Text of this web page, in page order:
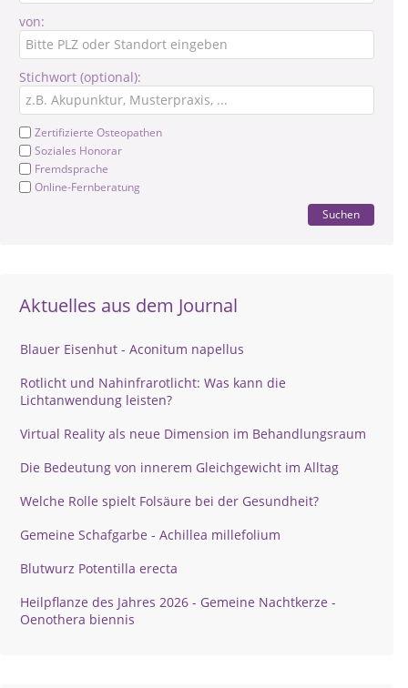
von:
Stichwort (optional):
Zertifizierte Osteopathen
Soziales Honorar
Fremdsprache
Online-Fernberatung
Suchen
Aktuelles aus dem Journal
Blauer Eisenhut - Aconitum napellus
Rotlicht und Nahinfrarotlicht: Was kann die
Lichtanwendung leisten?
Virtual Reality als neue Dimension im Behandlungsraum
Die Bedeutung von innerem Gleichgewicht im Alltag
Welche Rolle spielt Folsäure bei der Gesundheit?
Gemeine Schafgarbe - Achillea millefolium
Blutwurz Potentilla erecta
Heilpflanze des Jahres 2026 - Gemeine Nachtkerze -
Oenothera biennis